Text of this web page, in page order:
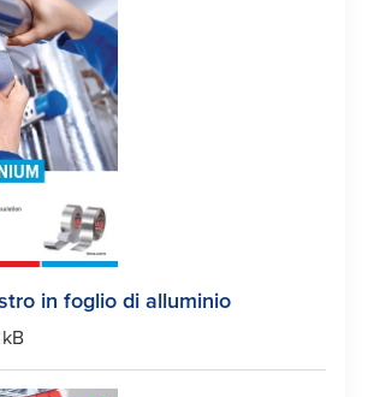
in foglio di alluminio